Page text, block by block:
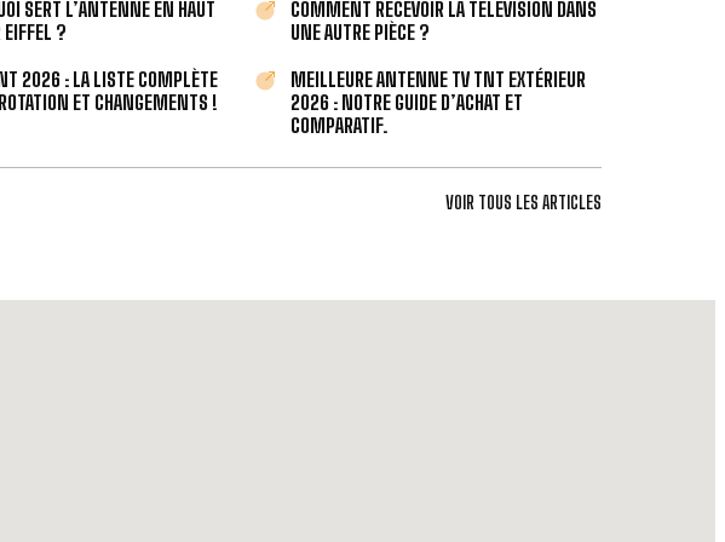
SERT L’ANTENNE EN HAUT
EIFFEL ?
COMMENT RECEVOIR LA TÉLÉVISION DANS
UNE AUTRE PIÈCE ?
2026 : LA LISTE COMPLÈTE
ET CHANGEMENTS !
MEILLEURE ANTENNE TV TNT EXTÉRIEUR
2026 : NOTRE GUIDE D’ACHAT ET
COMPARATIF.
VOIR TOUS LES ARTICLES